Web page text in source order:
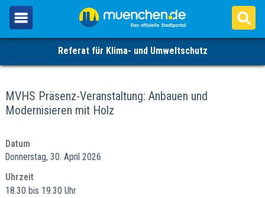
Referat für Klima- und Umweltschutz
MVHS Präsenz-Veranstaltung: Anbauen und
Modernisieren mit Holz
Datum
Donnerstag, 30. April 2026
Uhrzeit
18.30 bis 19.30 Uhr